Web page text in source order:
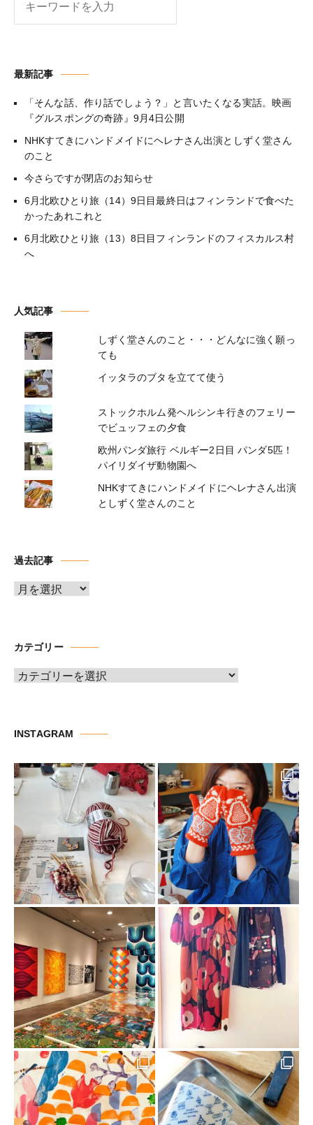
最新記事
「そんな話、作り話でしょう？」と言いたくなる実話。映画
『グルスポングの奇跡』9月4日公開
NHKすてきにハンドメイドにヘレナさん出演としずく堂さん
のこと
今さらですが閉店のお知らせ
6月北欧ひとり旅（14）9日目最終日はフィンランドで食べた
かったあれこれと
6月北欧ひとり旅（13）8日目フィンランドのフィスカルス村
へ
人気記事
しずく堂さんのこと・・・どんなに強く願っ
ても
イッタラのブタを立てて使う
ストックホルム発ヘルシンキ行きのフェリー
でビュッフェの夕食
欧州パンダ旅行 ベルギー2日目 パンダ5匹！
パイリダイザ動物園へ
NHKすてきにハンドメイドにヘレナさん出演
としずく堂さんのこと
過去記事
ア
ブ
カテゴリー
カ
ー
INSTAGRAM